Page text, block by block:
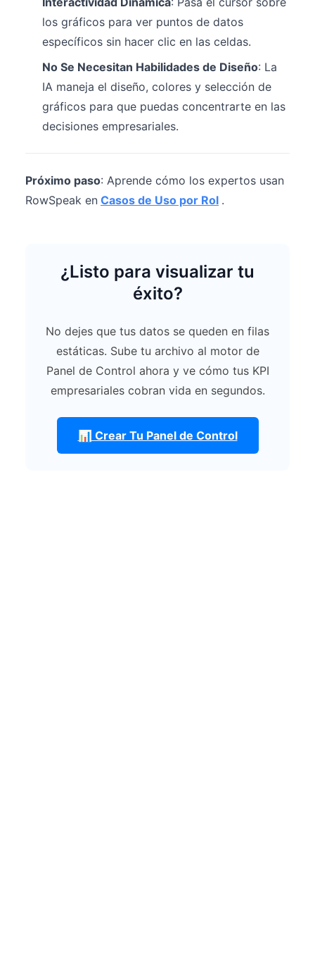
los gráficos para ver puntos de datos
específicos sin hacer clic en las celdas.
No Se Necesitan Habilidades de Diseño: La
IA maneja el diseño, colores y selección de
gráficos para que puedas concentrarte en las
decisiones empresariales.
Próximo paso: Aprende cómo los expertos usan
RowSpeak en Casos de Uso por Rol .
¿Listo para visualizar tu
éxito?
No dejes que tus datos se queden en filas
estáticas. Sube tu archivo al motor de
Panel de Control ahora y ve cómo tus KPI
empresariales cobran vida en segundos.
📊 Crear Tu Panel de Control